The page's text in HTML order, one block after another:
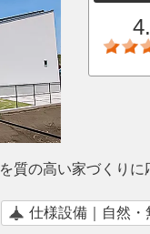
質の高い家づくりに
仕様設備｜自然・